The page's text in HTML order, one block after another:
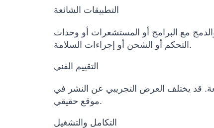
التطبيقات الشائعة
مع البرامج أو المستشعرات أو وحدات
التحكم أو الشحن أو إجراءات السلامة.
التقييم الفني
قد يختلف العرض التجريبي عن النشر في
موقع حقيقي.
التكامل والتشغيل